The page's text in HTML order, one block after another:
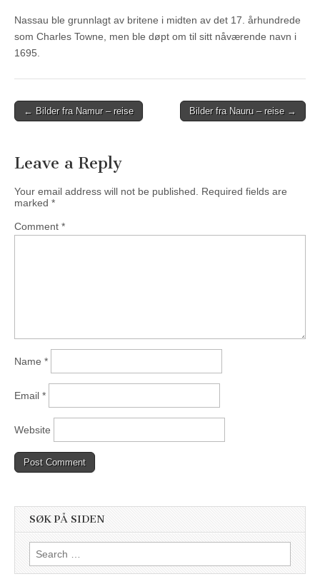
Nassau ble grunnlagt av britene i midten av det 17. århundrede
som Charles Towne, men ble døpt om til sitt nåværende navn i
1695.
Post
← Bilder fra Namur – reise Bilder fra Nauru – reise →
Leave a Reply
Your email address will not be published.
Required fields are
marked *
Comment *
Name *
Email *
Website
SØK PÅ SIDEN
Search
for: